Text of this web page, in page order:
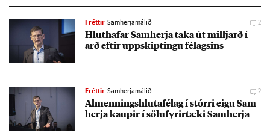
Fréttir Samherjamálið 2
Hlut­haf­ar Sam­herja taka út millj­arð í
arð eft­ir upp­skipt­ingu fé­lags­ins
Fréttir Samherjamálið 2
Al­menn­ings­hluta­fé­lag í stórri eigu Sam­
herja kaup­ir í sölu­fyr­ir­tæki Sam­herja